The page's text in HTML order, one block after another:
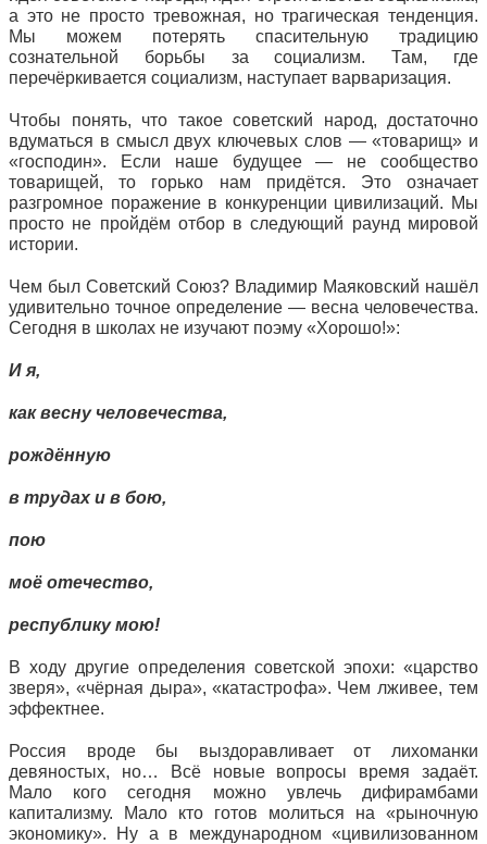
а это не просто тревожная, но трагическая тенденция.
Мы можем потерять спасительную традицию
сознательной борьбы за социализм. Там, где
перечёркивается социализм, наступает варваризация.
Чтобы понять, что такое советский народ, достаточно
вдуматься в смысл двух ключевых слов — «товарищ» и
«господин». Если наше будущее — не сообщество
товарищей, то горько нам придётся. Это означает
разгромное поражение в конкуренции цивилизаций. Мы
просто не пройдём отбор в следующий раунд мировой
истории.
Чем был Советский Союз? Владимир Маяковский нашёл
удивительно точное определение — весна человечества.
Сегодня в школах не изучают поэму «Хорошо!»:
И я,
как весну человечества,
рождённую
в трудах и в бою,
пою
моё отечество,
республику мою!
В ходу другие определения советской эпохи: «царство
зверя», «чёрная дыра», «катастрофа». Чем лживее, тем
эффектнее.
Россия вроде бы выздоравливает от лихоманки
девяностых, но… Всё новые вопросы время задаёт.
Мало кого сегодня можно увлечь дифирамбами
капитализму. Мало кто готов молиться на «рыночную
экономику». Ну а в международном «цивилизованном